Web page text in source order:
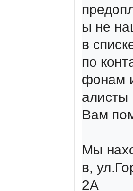
ы не
в
по
фонам
алисты
Вам
Мы
в,
2А